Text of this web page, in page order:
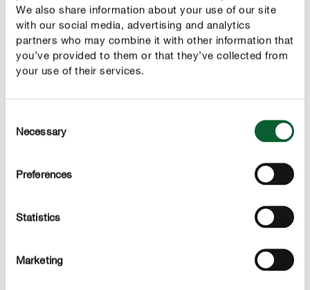
We also share information about your use of our site
with our social media, advertising and analytics
partners who may combine it with other information that
you’ve provided to them or that they’ve collected from
your use of their services.
Selection
Necessary
Preferences
Statistics
Marketing
sèchent à l’automne, mais restent suspendues au rosier.
Elles y restent pendant 2 à 3 ans. Les églantiers sont
particulièrement attaqués.
Il n’est pas possible de traiter avec des produits
Elles sont alors bien visibles à cette époque.
Tout sur les soins des rosiers